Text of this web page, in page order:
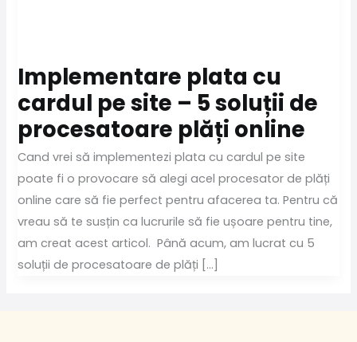
Implementare plata cu
cardul pe site – 5 soluții de
procesatoare plăți online
Cand vrei să implementezi plata cu cardul pe site
poate fi o provocare să alegi acel procesator de plăți
online care să fie perfect pentru afacerea ta. Pentru că
vreau să te susțin ca lucrurile să fie ușoare pentru tine,
am creat acest articol. Până acum, am lucrat cu 5
soluții de procesatoare de plăți […]